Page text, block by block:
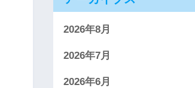
2026年8月
2026年7月
2026年6月